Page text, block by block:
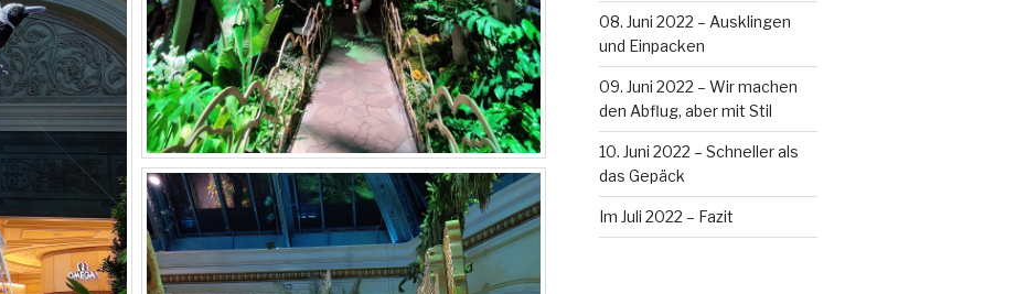
08. Juni 2022 – Ausklingen
und Einpacken
09. Juni 2022 – Wir machen
den Abflug, aber mit Stil
10. Juni 2022 – Schneller als
das Gepäck
Im Juli 2022 – Fazit